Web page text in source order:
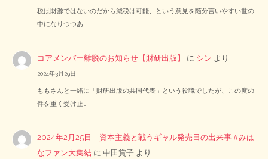
税は財源ではないのだから減税は可能、という意見を随分言いやすい世の
中になりつつあ…
コアメンバー離脱のお知らせ【財研出版】 に シン より
2024年3月29日
ももさんと一緒に「財研出版の共同代表」という役職でしたが、この度の
件を重く受け止…
2024年2月25日 資本主義と戦うギャル発売日の出来事 #みは
なファン大集結 に中田賞子 より